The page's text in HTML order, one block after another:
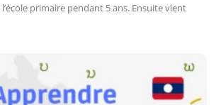
primaire pendant 5 ans. Ensuite vient